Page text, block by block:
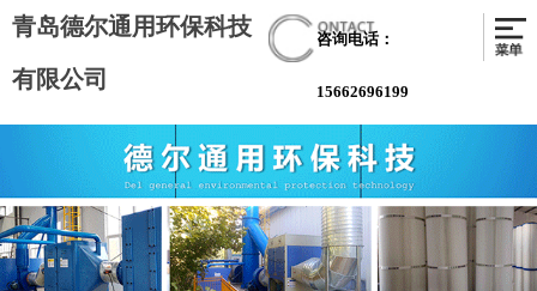
青岛德尔通用环保科技
有限公司
咨询电话：
15662696199